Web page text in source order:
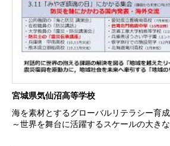
宮城県気仙沼高等学校
海を素材とするグローバルリテラシー育成
～世界を舞台に活躍するスケールの大き